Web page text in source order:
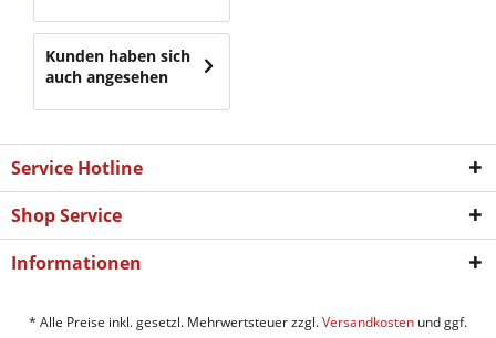
Kunden haben sich
auch angesehen
Service Hotline
Shop Service
Informationen
* Alle Preise inkl. gesetzl. Mehrwertsteuer zzgl.Versandkosten und ggf.